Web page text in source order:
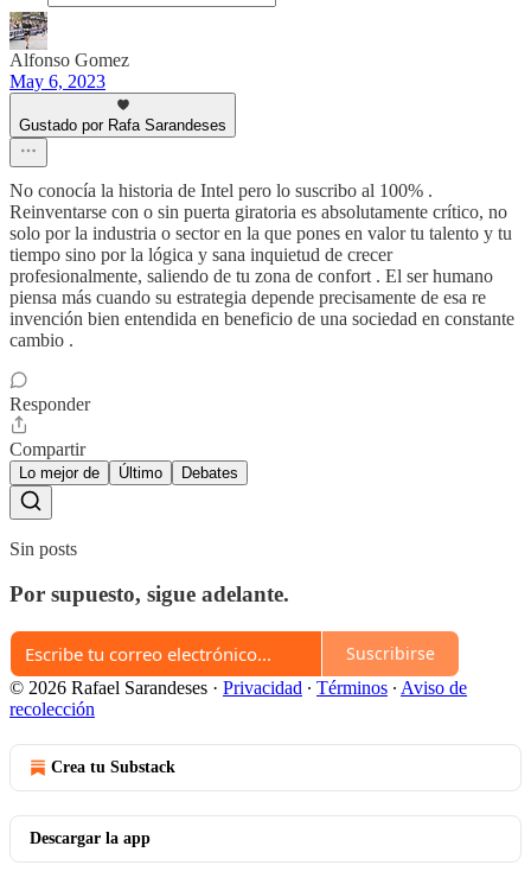
Alfonso Gomez
May 6, 2023
Gustado por Rafa Sarandeses
No conocía la historia de Intel pero lo suscribo al 100% .
Reinventarse con o sin puerta giratoria es absolutamente crítico, no
solo por la industria o sector en la que pones en valor tu talento y tu
tiempo sino por la lógica y sana inquietud de crecer
profesionalmente, saliendo de tu zona de confort . El ser humano
piensa más cuando su estrategia depende precisamente de esa re
invención bien entendida en beneficio de una sociedad en constante
cambio .
Responder
Compartir
Lo mejor de Último Debates
Sin posts
Por supuesto, sigue adelante.
Suscribirse
© 2026 Rafael Sarandeses · Privacidad ∙ Términos ∙ Aviso de
recolección
Crea tu Substack
Descargar la app